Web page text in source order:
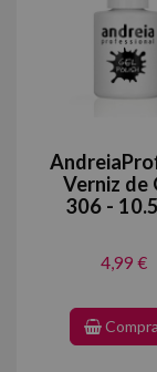
Verniz de
306 -
4,99 €